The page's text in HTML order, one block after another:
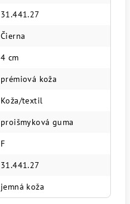
31.441.27
Čierna
4 cm
prémiová koža
Koža/textil
proišmyková guma
F
31.441.27
jemná koža